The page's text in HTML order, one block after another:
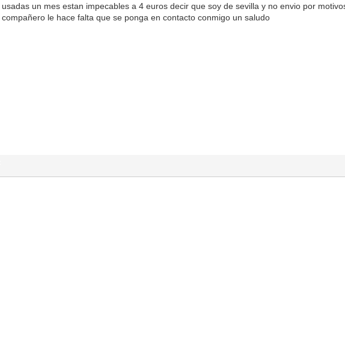
usadas un mes estan impecables a 4 euros decir que soy de sevilla y no envio por
compañero le hace falta que se ponga en contacto conmigo un saludo